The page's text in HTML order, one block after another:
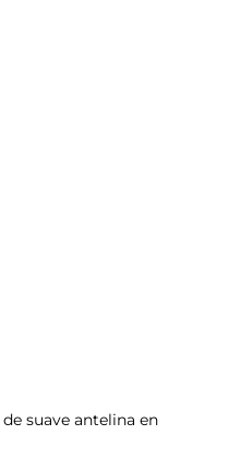
suave antelina en